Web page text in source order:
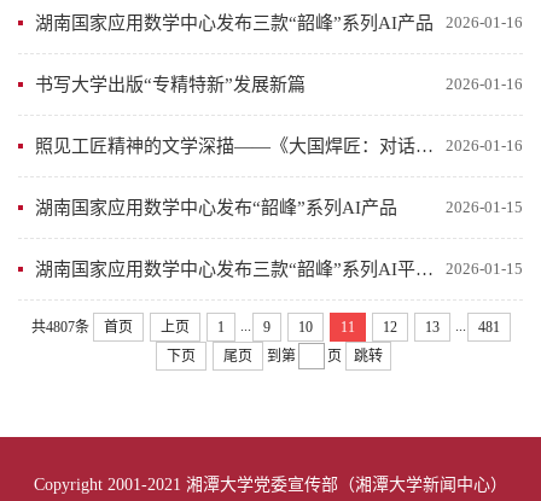
2026-01-16
湖南国家应用数学中心发布三款“韶峰”系列AI产品
2026-01-16
书写大学出版“专精特新”发展新篇
2026-01-16
照见工匠精神的文学深描——《大国焊匠：对话艾爱国》
2026-01-15
湖南国家应用数学中心发布“韶峰”系列AI产品
2026-01-15
湖南国家应用数学中心发布三款“韶峰”系列AI平台产品
共4807条 首页 上页 1 9 10 11 12 13
481
下页
尾页 到第 页 跳转
Copyright 2001-2021 湘潭大学党委宣传部（湘潭大学新闻中心）